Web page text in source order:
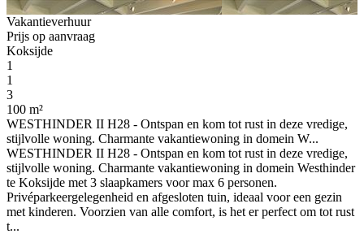
Vakantieverhuur
Prijs op aanvraag
Koksijde
1
1
3
100 m²
WESTHINDER II H28 - Ontspan en kom tot rust in deze vredige,
stijlvolle woning. Charmante vakantiewoning in domein W...
WESTHINDER II H28 - Ontspan en kom tot rust in deze vredige,
stijlvolle woning. Charmante vakantiewoning in domein Westhinder
te Koksijde met 3 slaapkamers voor max 6 personen.
Privéparkeergelegenheid en afgesloten tuin, ideaal voor een gezin
met kinderen. Voorzien van alle comfort, is het er perfect om tot rust
t...